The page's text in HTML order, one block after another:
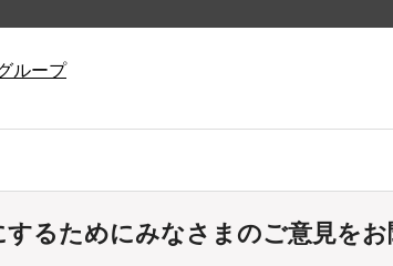
ループ
るためにみなさまのご意見を